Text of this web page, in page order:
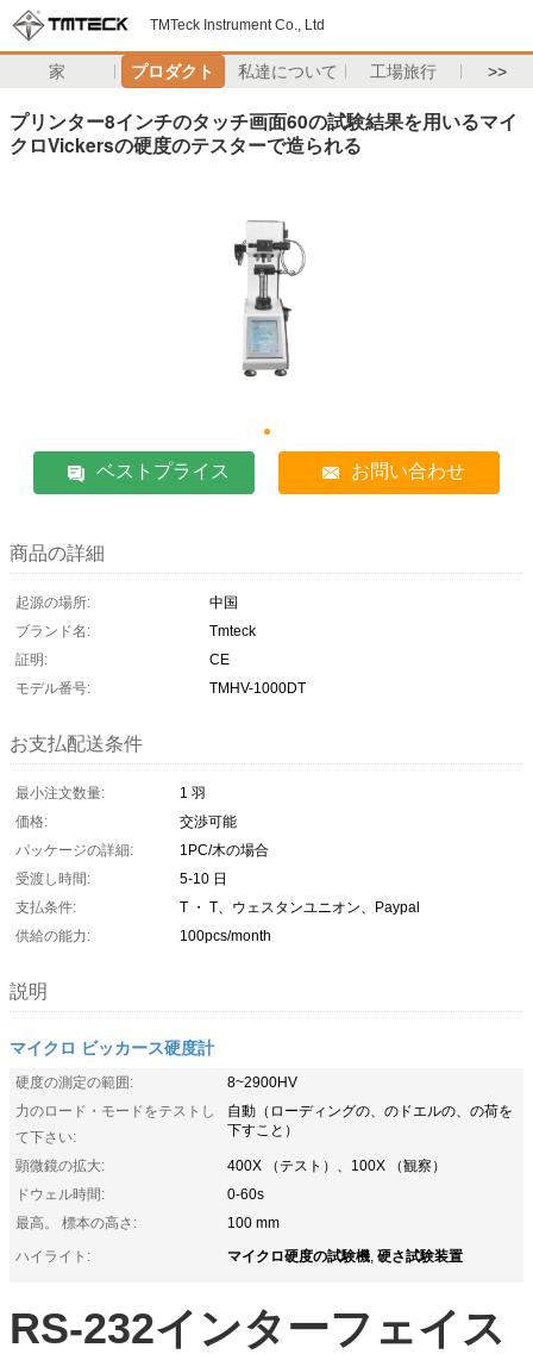
TMTeck Instrument Co., Ltd
家 プロダクト 私達について 工場旅行 >>
プリンター8インチのタッチ画面60の試験結果を用いるマイ
クロVickersの硬度のテスターで造られる
ベストプライス お問い合わせ
商品の詳細
起源の場所:
中国
ブランド名:
Tmteck
証明:
CE
モデル番号:
TMHV-1000DT
お支払配送条件
最小注文数量:
1 羽
価格:
交渉可能
パッケージの詳細:
1PC/木の場合
受渡し時間:
5-10 日
支払条件:
T ・ T、ウェスタンユニオン、Paypal
供給の能力:
100pcs/month
説明
マイクロ ビッカース硬度計
硬度の測定の範囲:
8~2900HV
力のロード・モードをテストし
て下さい:
自動（ローディングの、のドエルの、の荷を
下すこと）
顕微鏡の拡大:
400X （テスト）、100X （観察）
ドウェル時間:
0-60s
最高。 標本の高さ:
100 mm
ハイライト:
マイクロ硬度の試験機, 硬さ試験装置
RS-232インターフェイス